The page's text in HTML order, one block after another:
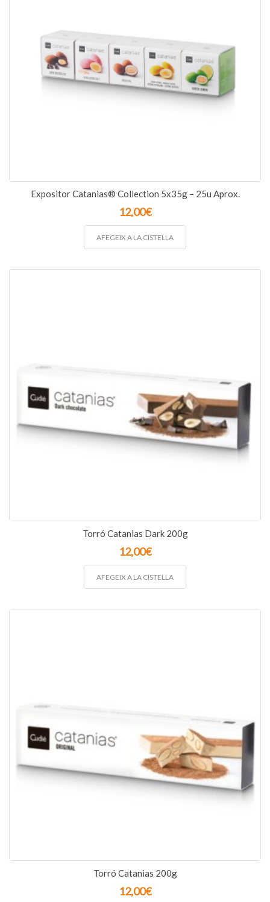
Expositor Catanias® Collection 5x35g – 25u Aprox.
12,00€
AFEGEIX A LA CISTELLA
Torró Catanias Dark 200g
12,00€
AFEGEIX A LA CISTELLA
Torró Catanias 200g
12,00€